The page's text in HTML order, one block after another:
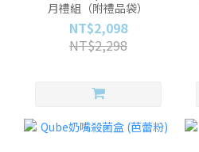
月禮組（附禮品袋）
NT$2,098
NT$2,298